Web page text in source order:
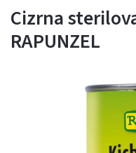
Cizrna
RAPUNZEL